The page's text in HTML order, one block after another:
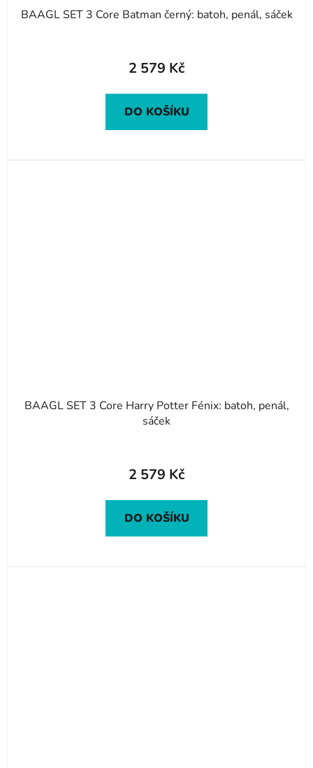
BAAGL SET 3 Core Batman černý: batoh, penál, sáček
2 579 Kč
DO KOŠÍKU
BAAGL SET 3 Core Harry Potter Fénix: batoh, penál,
sáček
2 579 Kč
DO KOŠÍKU